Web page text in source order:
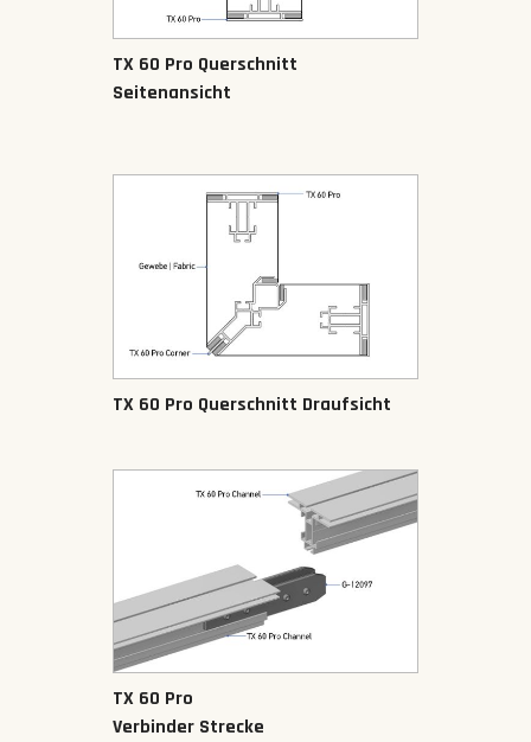
TX 60 Pro Querschnitt
Seitenansicht
TX 60 Pro Querschnitt Draufsicht
TX 60 Pro
Verbinder Strecke